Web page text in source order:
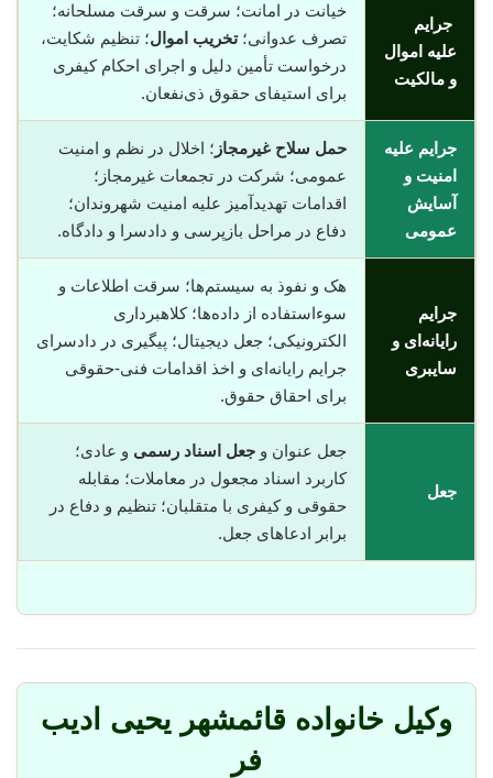
جرایم
علیه اموال
و مالکیت
خیانت در امانت؛ سرقت و سرقت مسلحانه؛
تصرف عدوانی؛تخریب اموال؛ تنظیم شکایت،
درخواست تأمین دلیل و اجرای احکام کیفری
برای استیفای حقوق ذی‌نفعان.
جرایم علیه
امنیت و
آسایش
عمومی
حمل سلاح غیرمجاز ؛ اخلال در نظم و امنیت
عمومی؛ شرکت در تجمعات غیرمجاز؛
اقدامات تهدیدآمیز علیه امنیت شهروندان؛
دفاع در مراحل بازپرسی و دادسرا و دادگاه.
جرایم
رایانه‌ای و
سایبری
هک و نفوذ به سیستم‌ها؛ سرقت اطلاعات و
سوء‌استفاده از داده‌ها؛ کلاهبرداری
الکترونیکی؛ جعل دیجیتال؛ پیگیری در دادسرای
جرایم رایانه‌ای و اخذ اقدامات فنی-حقوقی
برای احقاق حقوق.
جعل
جعل عنوان و جعل اسناد رسمی و عادی؛
کاربرد اسناد مجعول در معاملات؛ مقابله
حقوقی و کیفری با متقلبان؛ تنظیم و دفاع در
برابر ادعاهای جعل.
وکیل خانواده قائمشهر یحیی ادیب
فر